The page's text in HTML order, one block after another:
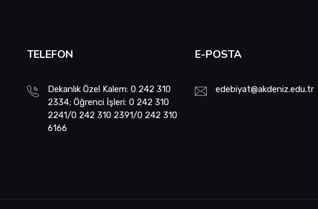
TELEFON
Dekanlık Özel Kalem: 0 242 310
2334; Öğrenci İşleri: 0 242 310
2241/0 242 310 2391/0 242 310
6166
E-POSTA
edebiyat@akdeniz.edu.tr